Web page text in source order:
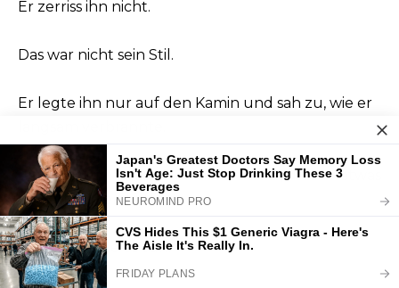
Er zerriss ihn nicht.
Das war nicht sein Stil.
Er legte ihn nur auf den Kamin und sah zu, wie er
Zum ersten Mal seit Jahren fühlte er, dass er etwas
zu verteidigen hatte.
Und er würde es tun.